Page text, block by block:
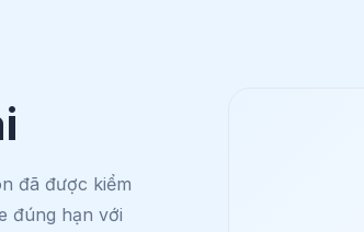
đã được kiểm
đúng hạn với